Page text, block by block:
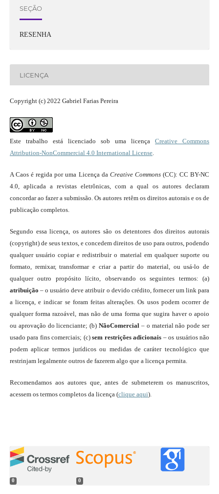
SEÇÃO
RESENHA
LICENÇA
Copyright (c) 2022 Gabriel Farias Pereira
Este trabalho está licenciado sob uma licençaCreative Commons
Attribution-NonCommercial 4.0 International License.
A Caos é regida por uma Licença da Creative Commons(CC): CC BY-NC
4.0, aplicada a revistas eletrônicas, com a qual os autores declaram
concordar ao fazer a submissão. Os autores retêm os direitos autorais e os de
publicação completos.
Segundo essa licença, os autores são os detentores dos direitos autorais
(copyright) de seus textos, e concedem direitos de uso para outros, podendo
qualquer usuário copiar e redistribuir o material em qualquer suporte ou
formato, remixar, transformar e criar a partir do material, ou usá-lo de
qualquer outro propósito lícito, observando os seguintes termos: (a)
atribuição – o usuário deve atribuir o devido crédito, fornecer um link para
a licença, e indicar se foram feitas alterações. Os usos podem ocorrer de
qualquer forma razoável, mas não de uma forma que sugira haver o apoio
ou aprovação do licenciante; (b)NãoComercial – o material não pode ser
usado para fins comerciais; (c)sem restrições adicionais – os usuários não
podem aplicar termos jurídicos ou medidas de caráter tecnológico que
restrinjam legalmente outros de fazerem algo que a licença permita.
Recomendamos aos autores que, antes de submeterem os manuscritos,
acessem os termos completos da licença (clique aqui).
0 0